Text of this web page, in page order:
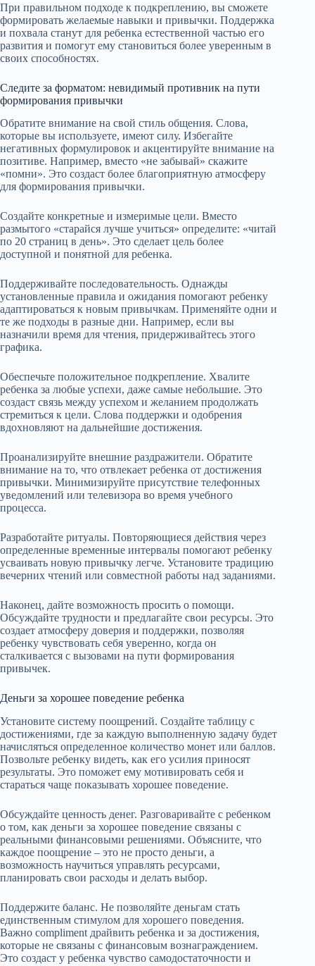
При правильном подходе к подкреплению, вы сможете
формировать желаемые навыки и привычки. Поддержка
и похвала станут для ребенка естественной частью его
развития и помогут ему становиться более уверенным в
своих способностях.
Следите за форматом: невидимый противник на пути
формирования привычки
Обратите внимание на свой стиль общения. Слова,
которые вы используете, имеют силу. Избегайте
негативных формулировок и акцентируйте внимание на
позитиве. Например, вместо «не забывай» скажите
«помни». Это создаст более благоприятную атмосферу
для формирования привычки.
Создайте конкретные и измеримые цели. Вместо
размытого «старайся лучше учиться» определите: «читай
по 20 страниц в день». Это сделает цель более
доступной и понятной для ребенка.
Поддерживайте последовательность. Однажды
установленные правила и ожидания помогают ребенку
адаптироваться к новым привычкам. Применяйте одни и
те же подходы в разные дни. Например, если вы
назначили время для чтения, придерживайтесь этого
графика.
Обеспечьте положительное подкрепление. Хвалите
ребенка за любые успехи, даже самые небольшие. Это
создаст связь между успехом и желанием продолжать
стремиться к цели. Слова поддержки и одобрения
вдохновляют на дальнейшие достижения.
Проанализируйте внешние раздражители. Обратите
внимание на то, что отвлекает ребенка от достижения
привычки. Минимизируйте присутствие телефонных
уведомлений или телевизора во время учебного
процесса.
Разработайте ритуалы. Повторяющиеся действия через
определенные временные интервалы помогают ребенку
усваивать новую привычку легче. Установите традицию
вечерних чтений или совместной работы над заданиями.
Наконец, дайте возможность просить о помощи.
Обсуждайте трудности и предлагайте свои ресурсы. Это
создает атмосферу доверия и поддержки, позволяя
ребенку чувствовать себя уверенно, когда он
сталкивается с вызовами на пути формирования
привычек.
Деньги за хорошее поведение ребенка
Установите систему поощрений. Создайте таблицу с
достижениями, где за каждую выполненную задачу будет
начисляться определенное количество монет или баллов.
Позвольте ребенку видеть, как его усилия приносят
результаты. Это поможет ему мотивировать себя и
стараться чаще показывать хорошее поведение.
Обсуждайте ценность денег. Разговаривайте с ребенком
о том, как деньги за хорошее поведение связаны с
реальными финансовыми решениями. Объясните, что
каждое поощрение – это не просто деньги, а
возможность научиться управлять ресурсами,
планировать свои расходы и делать выбор.
Поддержите баланс. Не позволяйте деньгам стать
единственным стимулом для хорошего поведения.
Важно compliment драйвить ребенка и за достижения,
которые не связаны с финансовым вознаграждением.
Это создаст у ребенка чувство самодостаточности и